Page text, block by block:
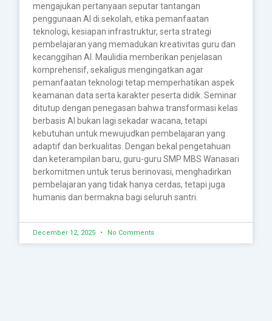
mengajukan pertanyaan seputar tantangan
penggunaan AI di sekolah, etika pemanfaatan
teknologi, kesiapan infrastruktur, serta strategi
pembelajaran yang memadukan kreativitas guru dan
kecanggihan AI. Maulidia memberikan penjelasan
komprehensif, sekaligus mengingatkan agar
pemanfaatan teknologi tetap memperhatikan aspek
keamanan data serta karakter peserta didik. Seminar
ditutup dengan penegasan bahwa transformasi kelas
berbasis AI bukan lagi sekadar wacana, tetapi
kebutuhan untuk mewujudkan pembelajaran yang
adaptif dan berkualitas. Dengan bekal pengetahuan
dan keterampilan baru, guru-guru SMP MBS Wanasari
berkomitmen untuk terus berinovasi, menghadirkan
pembelajaran yang tidak hanya cerdas, tetapi juga
humanis dan bermakna bagi seluruh santri.
December 12, 2025 No Comments